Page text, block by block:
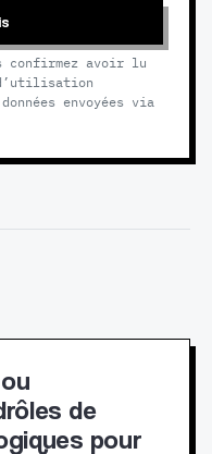
confirmez avoir lu
envoyées via
de
pour